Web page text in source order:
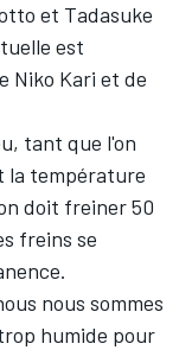
et Tadasuke
est
Niko Kari et de
tant que l'on
la température
doit freiner 50
freins se
nous sommes
humide pour